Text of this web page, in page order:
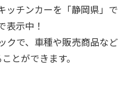
ッチンカーを「静岡県」で
表示中！
クで、車種や販売商品など
とができます。